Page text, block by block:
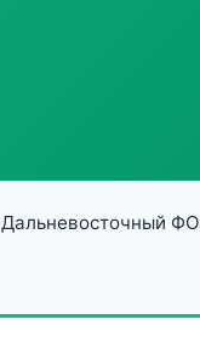
Дальневосточный ФО